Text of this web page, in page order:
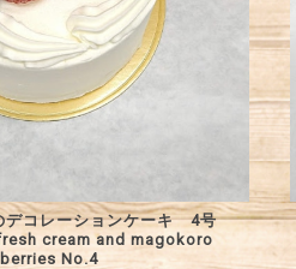
デコレーションケーキ 4号
cream and magokoro
No.4